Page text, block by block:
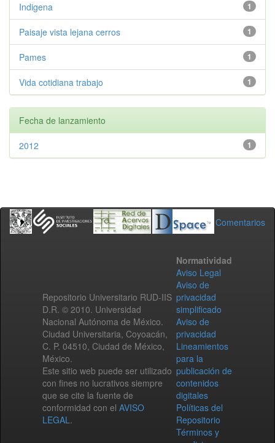
1
Indigena
1
Paisaje vista lejana cerros
1
Pames
1
Vida cotidiana trabajo
Fecha de lanzamiento
1
2012
Comentarios
Repositorio Universitario RUD-IIS
D.R. © 2010. Universidad
Nacional Autónoma de México.
Ciudad Universitaria, Coyoacán,
C. P. 04510, Ciudad de México,
México.
Este sitio web puede ser utilizado
con fines no lucrativos siempre
que se cite la fuente de
conformidad con el AVISO
LEGAL.
Normatividad
Aviso Legal
Aviso de
privacidad
simplificado
Aviso de
privacidad
Lineamientos
para la
publicación de
contenidos
digitales
Políticas del
Repositorio
Términos y